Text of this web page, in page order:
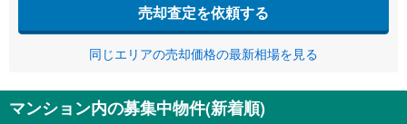
売却査定を依頼する
同じエリアの売却価格の最新相場を見る
マンション内の募集中物件(新着順)